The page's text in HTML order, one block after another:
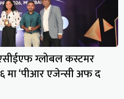
ग्लोबल कस्टमर
मा ‘पीआर एजेन्सी अफ द